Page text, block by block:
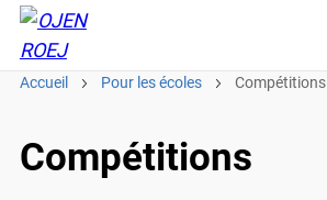
Accueil Pour les écoles Compétitions
Compétitions